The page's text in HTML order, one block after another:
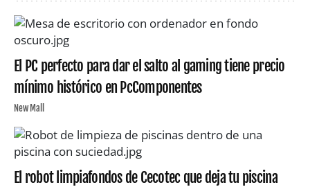
El PC perfecto para dar el salto al gaming tiene precio
mínimo histórico en PcComponentes
New Mall
El robot limpiafondos de Cecotec que deja tu piscina